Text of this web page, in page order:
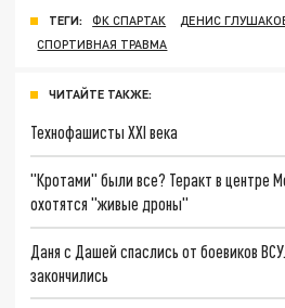
ТЕГИ: ФК СПАРТАК ДЕНИС
СПОРТИВНАЯ ТРАВМА
ЧИТАЙТЕ ТАКЖЕ:
Технофашисты XXI века
"Кротами" были все? Теракт в центре
охотятся "живые дроны"
Даня с Дашей спаслись от боевиков
закончились